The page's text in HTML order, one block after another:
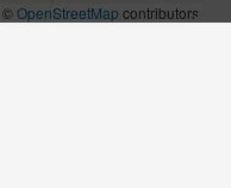
©OpenStreetMap contributors